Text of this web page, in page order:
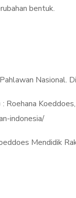
bentuk.
Roehana
indonesia/
Mendidik